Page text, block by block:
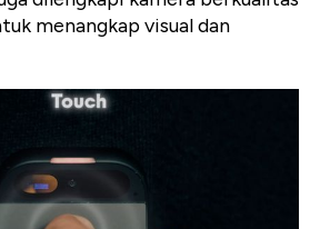
menangkap visual dan